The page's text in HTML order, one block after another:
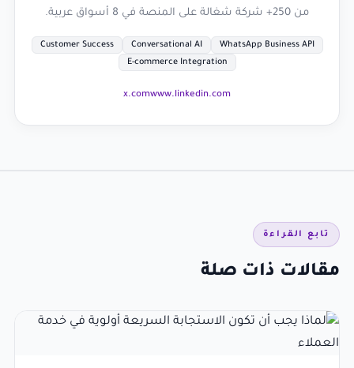
من 250+ شركة شغالة على المنصة في 8 أسواق عربية.
WhatsApp Business API
Conversational AI
Customer Success
E-commerce Integration
www.linkedin.com
x.com
تابع القراءة
مقالات ذات صلة